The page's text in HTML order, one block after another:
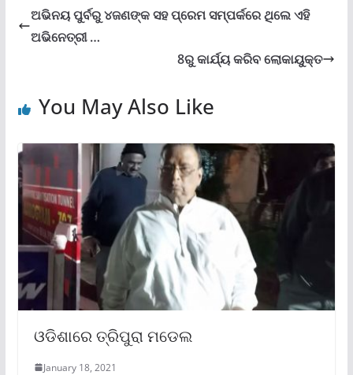
ଅଭିନୟ ପୁର୍ବରୁ ୪ଜଣଙ୍କ ସହ ପ୍ରେମ ସମ୍ପର୍କରେ ଥିଲେ ଏହି
ଅଭିନେତ୍ରୀ …
8ରୁ କାର୍ଯ୍ୟ କରିବ ଲୋକାୟୁକ୍ତ
You May Also Like
ଓଡିଶାରେ ତ୍ରିପୁରା ମଡେଲ
January 18, 2021